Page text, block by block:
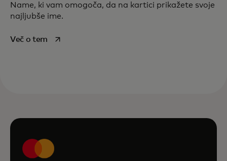
Name, ki vam omogoča, da na kartici prikažete svoje
najljubše ime.
Več o tem opens in a new tab